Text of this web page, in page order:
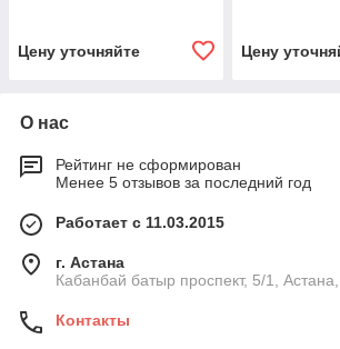
Цену уточняйте Цену
О нас
Рейтинг не сформирован
Менее 5 отзывов за последний год
Работает с 11.03.2015
г. Астана
Кабанбай батыр проспект, 5/1, Астана,
Контакты